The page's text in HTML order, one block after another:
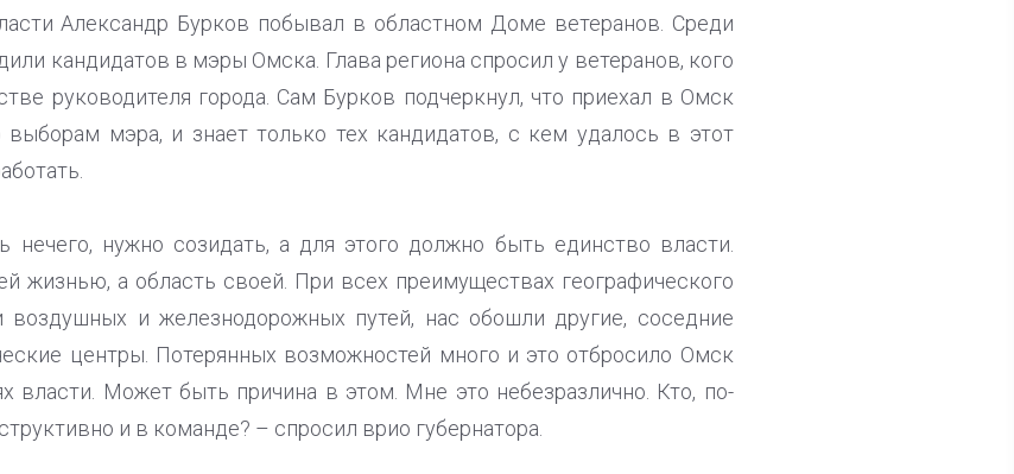
Александр Бурков побывал в областном Доме ветеранов. Среди
кандидатов в мэры Омска. Глава региона спросил у ветеранов, кого
руководителя города. Сам Бурков подчеркнул, что приехал в Омск
мэра, и знает только тех кандидатов, с кем удалось в этот
нужно созидать, а для этого должно быть единство власти.
жизнью, а область своей. При всех преимуществах географического
воздушных и железнодорожных путей, нас обошли другие, соседние
центры. Потерянных возможностей много и это отбросило Омск
власти. Может быть причина в этом. Мне это небезразлично. Кто, по-
и в команде? – спросил врио губернатора.